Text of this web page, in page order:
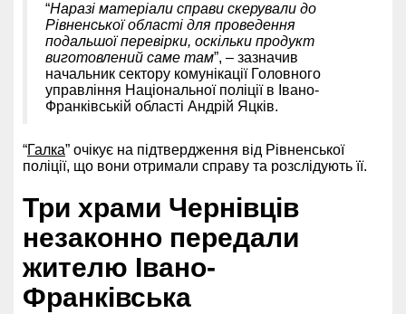
“Наразі матеріали справи скерували до
Рівненської області для проведення
подальшої перевірки, оскільки продукт
виготовлений саме там”, – зазначив
начальник сектору комунікації Головного
управління Національної поліції в Івано-
Франківській області Андрій Яцків.
“Галка” очікує на підтвердження від Рівненської
поліції, що вони отримали справу та розслідують її.
Три храми Чернівців
незаконно передали
жителю Івано-
Франківська